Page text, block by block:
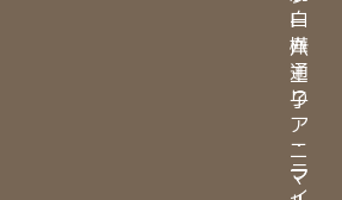
白
樺
通
り
ア
ニ
マ
ー
八
王
子
・
ラ